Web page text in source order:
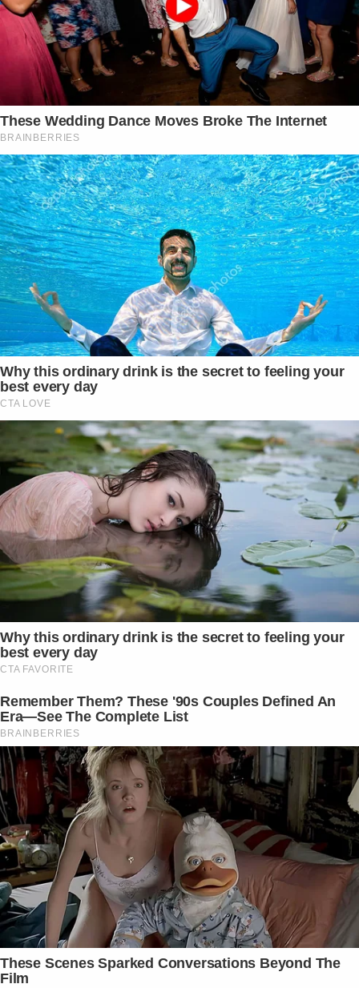
These Wedding Dance Moves Broke The Internet
BRAINBERRIES
Why this ordinary drink is the secret to feeling your
best every day
CTA LOVE
Why this ordinary drink is the secret to feeling your
best every day
CTA FAVORITE
Remember Them? These '90s Couples Defined An
Era—See The Complete List
BRAINBERRIES
These Scenes Sparked Conversations Beyond The
Film